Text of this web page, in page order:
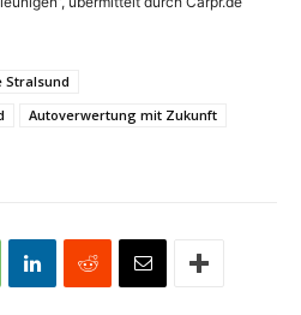
Stralsund
Autoverwertung mit Zukunft